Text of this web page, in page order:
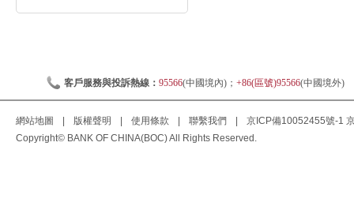
客戶服務與投訴熱線： 95566(中國境內)； +86(區號)95566(中國境外)
網站地圖 版權聲明 使用條款 聯繫我們 京ICP備10052455號-1
Copyright© BANK OF CHINA(BOC) All Rights Reserved.